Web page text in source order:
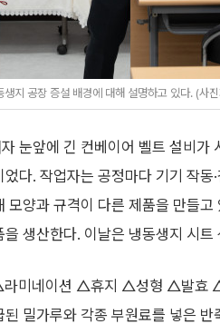
지 공장 증설 배경에 대해 설명하고 있다. (사
눈앞에 긴 컨베이어 벨트 설비가
다. 작업자는 공정마다 기기 작
양과 규격이 다른 제품을 만들고
생산한다. 이날은 냉동생지 시트
라미네이션 △휴지 △성형 △발
밀가루와 각종 부원료를 넣은